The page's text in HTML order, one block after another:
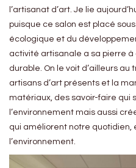
l’artisanat d’art. Je lie
puisque ce salon est placé
écologique et du
activité artisanale a sa pierre
durable. On le voit d’ailleurs
artisans d’art présents et la
matériaux, des savoir-faire qui
l’environnement mais aussi
qui améliorent notre
l’environnement.